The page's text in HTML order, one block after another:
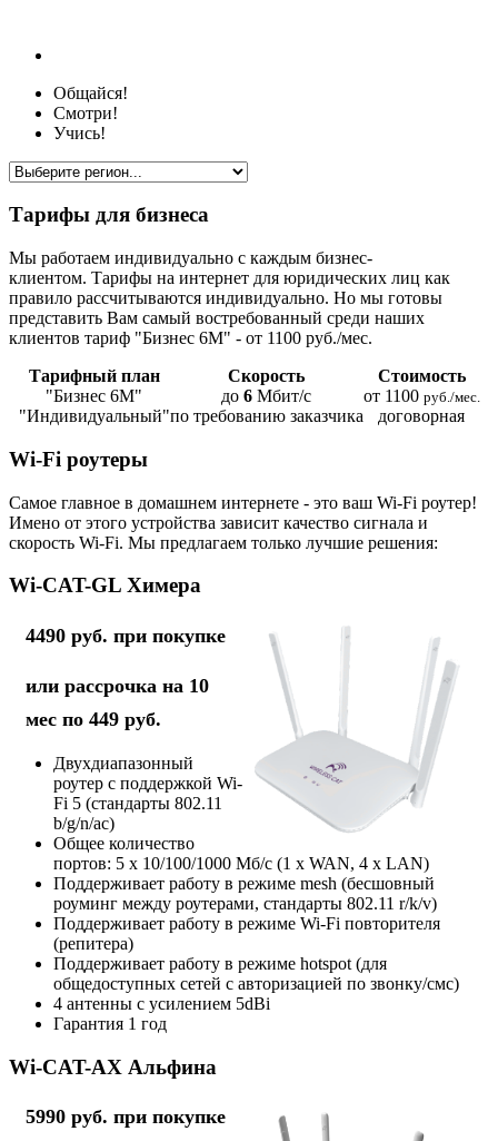
Общайся!
Смотри!
Учись!
Тарифы для бизнеса
Мы работаем индивидуально с каждым бизнес-
клиентом. Тарифы на интернет для юридических лиц как
правило рассчитываются индивидуально. Но мы готовы
представить Вам самый востребованный среди наших
клиентов тариф "Бизнес 6М" - от 1100 руб./мес.
Тарифный план
Скорость
Стоимость
"Бизнес 6М"
до 6 Мбит/с от 1100 руб./мес.
"Индивидуальный"по требованию заказчика договорная
Wi-Fi роутеры
Самое главное в домашнем интернете - это ваш Wi-Fi роутер!
Имено от этого устройства зависит качество сигнала и
скорость Wi-Fi. Мы предлагаем только лучшие решения:
Wi-CAT-GL Химера
4490 руб. при покупке
или рассрочка на 10
мес по 449 руб.
Двухдиапазонный
роутер с поддержкой Wi-
Fi 5 (стандарты 802.11
b/g/n/ac)
Общее количество
портов: 5 х 10/100/1000 Мб/с (1 x WAN, 4 x LAN)
Поддерживает работу в режиме mesh (бесшовный
роуминг между роутерами, стандарты 802.11 r/k/v)
Поддерживает работу в режиме Wi-Fi повторителя
(репитера)
Поддерживает работу в режиме hotspot (для
общедоступных сетей с авторизацией по звонку/смс)
4 антенны с усилением 5dBi
Гарантия 1 год
Wi-CAT-AX Альфина
5990 руб. при покупке